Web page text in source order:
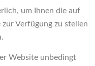
um Ihnen die auf
Verfügung zu stellen
Website unbedingt